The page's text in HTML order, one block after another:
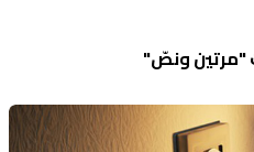
"مرتين ونصّ"